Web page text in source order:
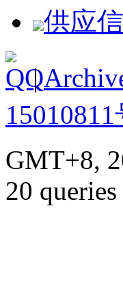
供应
|
15010811
GMT+8,
20 queries